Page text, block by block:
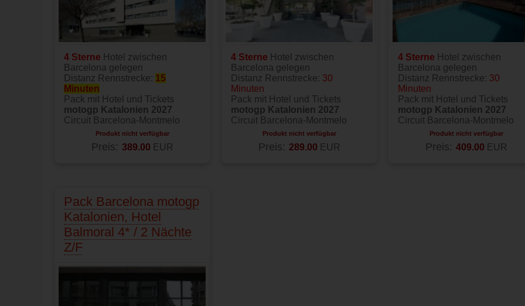
4 Sterne Hotel zwischen
Barcelona gelegen
Distanz Rennstrecke: 15
Minuten
Pack mit Hotel und Tickets
motogp Katalonien 2027
Circuit Barcelona-Montmelo
Produkt nicht verfügbar
Preis: 389.00 EUR
4 Sterne Hotel zwischen
Barcelona gelegen
Distanz Rennstrecke: 30
Minuten
Pack mit Hotel und Tickets
motogp Katalonien 2027
Circuit Barcelona-Montmelo
Produkt nicht verfügbar
Preis: 289.00 EUR
4 Sterne Hotel zwischen
Barcelona gelegen
Distanz Rennstrecke: 30
Minuten
Pack mit Hotel und Tickets
motogp Katalonien 2027
Circuit Barcelona-Montmelo
Produkt nicht verfügbar
Preis: 409.00 EUR
Pack Barcelona motogp
Katalonien, Hotel
Balmoral 4* / 2 Nächte
Z/F